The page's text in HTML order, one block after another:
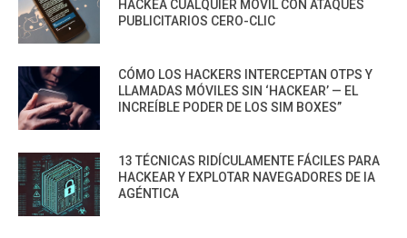
HACKEA CUALQUIER MÓVIL CON ATAQUES
PUBLICITARIOS CERO-CLIC
CÓMO LOS HACKERS INTERCEPTAN OTPS Y
LLAMADAS MÓVILES SIN ‘HACKEAR’ — EL
INCREÍBLE PODER DE LOS SIM BOXES”
13 TÉCNICAS RIDÍCULAMENTE FÁCILES PARA
HACKEAR Y EXPLOTAR NAVEGADORES DE IA
AGÉNTICA